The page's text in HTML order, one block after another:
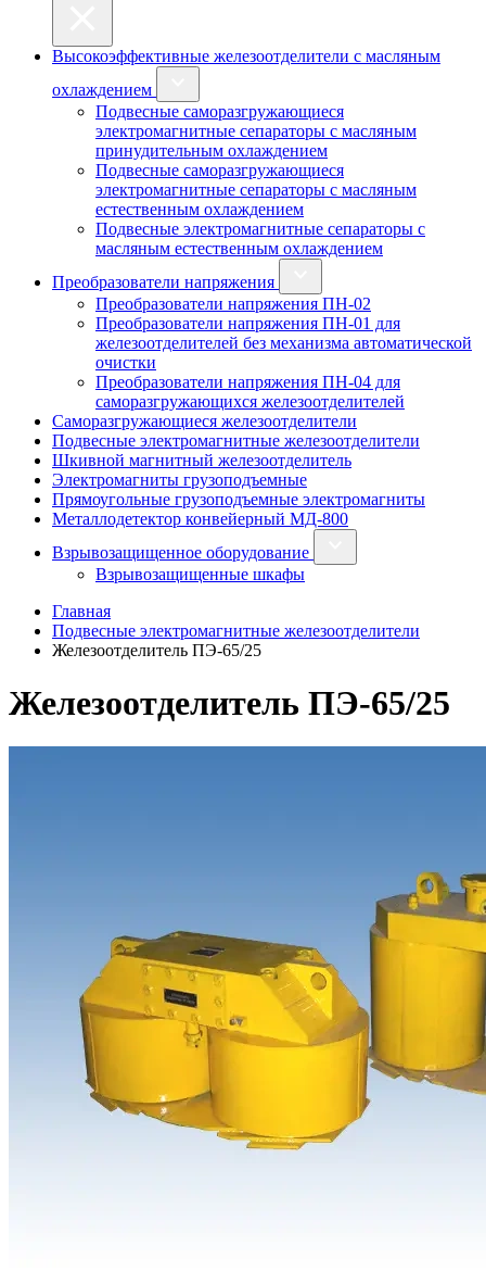
Высокоэффективные железоотделители с масляным
охлаждением
Подвесные саморазгружающиеся
электромагнитные сепараторы с масляным
принудительным охлаждением
Подвесные саморазгружающиеся
электромагнитные сепараторы с масляным
естественным охлаждением
Подвесные электромагнитные сепараторы с
масляным естественным охлаждением
Преобразователи напряжения
Преобразователи напряжения ПН-02
Преобразователи напряжения ПН-01 для
железоотделителей без механизма автоматической
очистки
Преобразователи напряжения ПН-04 для
саморазгружающихся железоотделителей
Саморазгружающиеся железоотделители
Подвесные электромагнитные железоотделители
Шкивной магнитный железоотделитель
Электромагниты грузоподъемные
Прямоугольные грузоподъемные электромагниты
Металлодетектор конвейерный МД-800
Взрывозащищенное оборудование
Взрывозащищенные шкафы
Главная
Подвесные электромагнитные железоотделители
Железоотделитель ПЭ‑65/25
Железоотделитель ПЭ‑65/25